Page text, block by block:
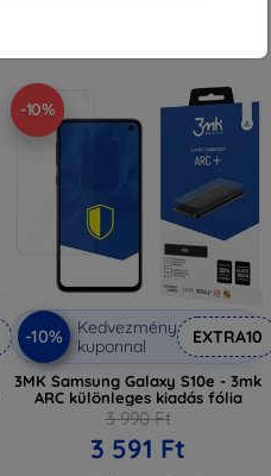
-10%
-10%
Kedvezmény
kuponnal
EXTRA10
3MK Samsung Galaxy S10e - 3mk
ARC különleges kiadás fólia
3 990 Ft
3 591 Ft